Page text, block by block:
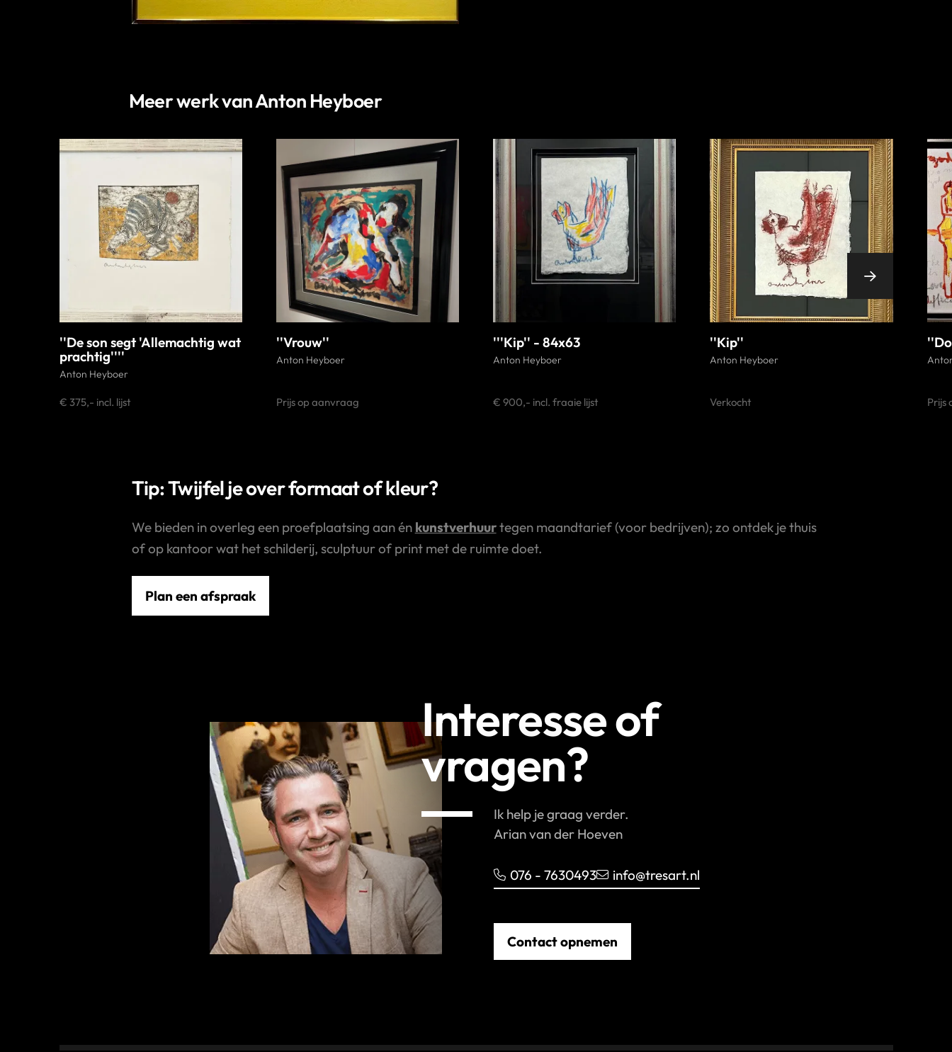
Meer werk van Anton Heyboer
''De son segt 'Allemachtig wat
prachtig''''
Anton Heyboer
€ 375,- incl. lijst
''Vrouw''
Anton Heyboer
Prijs op aanvraag
'''Kip'' - 84x63
Anton Heyboer
€ 900,- incl. fraaie lijst
''Kip''
Anton Heyboer
Verkocht Prijs
Tip: Twijfel je over formaat of kleur?
We bieden in overleg een proefplaatsing aan én kunstverhuurtegen maandtarief (voor bedrijven); zo ontdek je thuis
of op kantoor wat het schilderij, sculptuur of print met de ruimte doet.
Plan een afspraak
Interesse of
vragen?
Ik help je graag verder.
Arian van der Hoeven
076 - 7630493 info@tresart.nl
Contact opnemen